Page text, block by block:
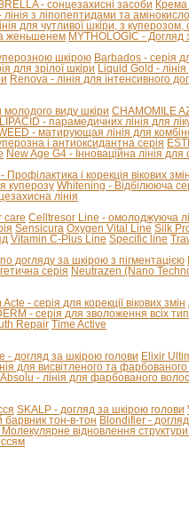
- сонцезахисні засоби Крема
лінія з ліпопептидами та
для чутливої шкіри, з
женьшенем MYTHOLOGIC - Догляд
шкірою Barbados - серія
для зрілої шкіри Liquid Gold -
Renova - лінія для інтенсивного
молодого виду шкіри CHAMOMILE
LIPACID - парамедичних лінія для
- матирующая лінія для
і антиоксидантна серія
New Age G4 - Інноваційна лінія
і корекція вікових змін
куперозу Whitening - Відбілююча
лінія
care Celltresor Line - омолоджуюча
Sensicura Oxygen Vital Line Silk
Vitamin C-Plus Line Specific line
догляду за шкірою з пігментацією
серія Neutrazen (Nano
- серія для корекції вікових змін
- серія для зволоження всіх
Repair Time Active
- догляд за шкірою голови Elixir
для висвітленого та
- лінія для фарбованого
SKALP - догляд за шкірою голови
барвник тон-в-тон Blondifier -
відновлення